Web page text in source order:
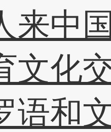
来中
文化
语和